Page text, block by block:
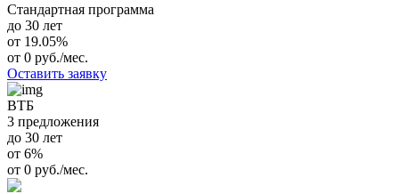
Стандартная программа
до 30 лет
от 19.05%
от 0 руб./мес.
Оставить заявку
ВТБ
3 предложения
до 30 лет
от 6%
от 0 руб./мес.